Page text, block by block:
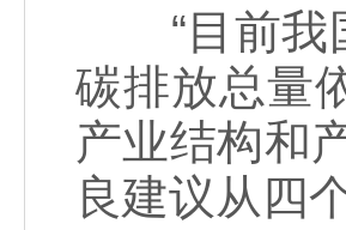
“目前我国
碳排放总量
产业结构和
良建议从四